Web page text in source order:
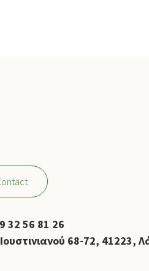
32 56 81 26
68-72, 41223,